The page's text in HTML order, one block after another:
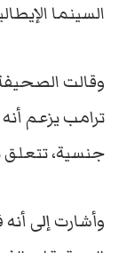
السينما
وقالت
ترامب يزعم
جنسية، تتعلق